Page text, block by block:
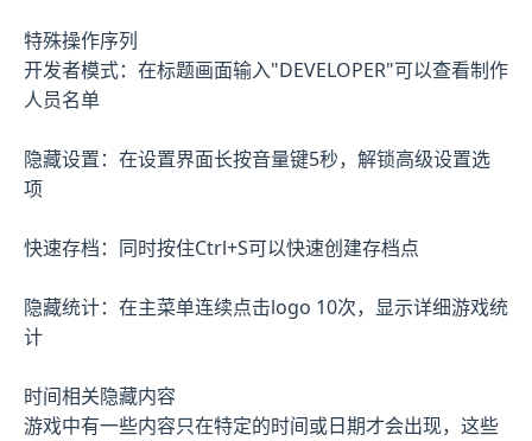
特殊操作序列
开发者模式：在标题画面输入"DEVELOPER"可以查看制作
人员名单
隐藏设置：在设置界面长按音量键5秒，解锁高级设置选
项
快速存档：同时按住Ctrl+S可以快速创建存档点
隐藏统计：在主菜单连续点击logo 10次，显示详细游戏统
计
时间相关隐藏内容
游戏中有一些内容只在特定的时间或日期才会出现，这些